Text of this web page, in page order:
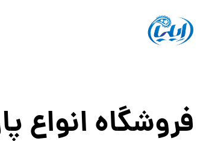
فروشگاه انواع